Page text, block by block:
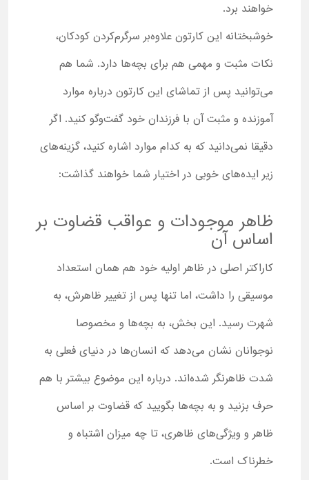
خواهند برد.
خوشبختانه این کارتون علاوه‌بر سرگرم‌کردن کودکان،
نکات مثبت و مهمی هم برای بچه‌ها دارد. شما هم
می‌توانید پس از تماشای این کارتون درباره موارد
آموزنده و مثبت آن با فرزندان خود گفت‌وگو کنید. اگر
دقیقا نمی‌دانید که به کدام موارد اشاره کنید، گزینه‌های
زیر ایده‌های خوبی در اختیار شما خواهند گذاشت:
ظاهر موجودات و عواقب قضاوت بر
اساس آن
کاراکتر اصلی در ظاهر اولیه خود هم همان استعداد
موسیقی را داشت، اما تنها پس از تغییر ظاهرش، به
شهرت رسید. این بخش، به بچه‌ها و مخصوصا
نوجوانان نشان می‌دهد که انسان‌ها در دنیای فعلی به
شدت ظاهرنگر شده‌اند. درباره این موضوع بیشتر با هم
حرف بزنید و به بچه‌ها بگویید که قضاوت بر اساس
ظاهر و ویژگی‌های ظاهری، تا چه میزان اشتباه و
خطرناک است.